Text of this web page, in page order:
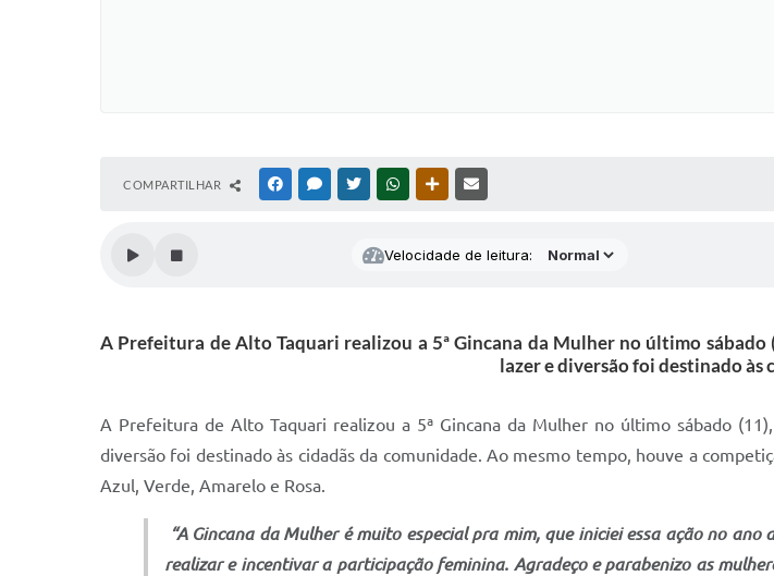
COMPARTILHAR FACEBOOKMESSENGER
TWITTERWHATSAPPOUTRAS MÍDIAS
Velocidade de leitura:
A Prefeitura de Alto Taquari realizou a 5ª Gincana da Mulher no último
lazer e diversão foi destinado às
A Prefeitura de Alto Taquari realizou a 5ª Gincana da Mulher no último sábado
diversão foi destinado às cidadãs da comunidade. Ao mesmo tempo, houve a
Azul, Verde, Amarelo e Rosa.
“A Gincana da Mulher é muito especial pra mim, que iniciei essa ação no
realizar e incentivar a participação feminina. Agradeço e parabenizo as